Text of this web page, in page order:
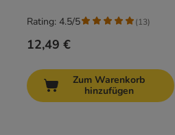
12,49 €
Rating: 4.5/5 (13)
Zum Warenkorb
hinzufügen